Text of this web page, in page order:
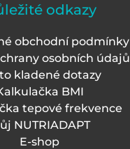
odkazy
obchodní podmínky
osobních údajů
kladené dotazy
BMI
tepové frekvence
NUTRIADAPT
E-shop